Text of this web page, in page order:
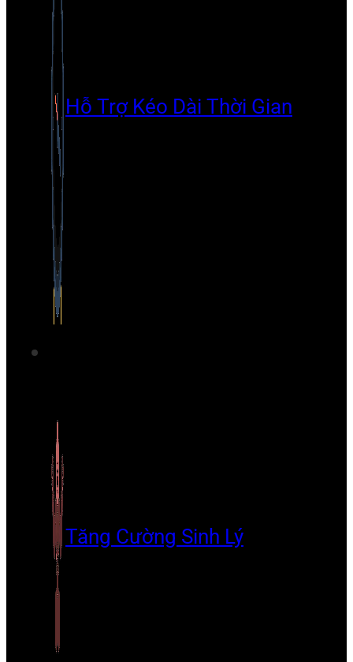
Hỗ Trợ Kéo Dài Thời Gian
Tăng Cường Sinh Lý